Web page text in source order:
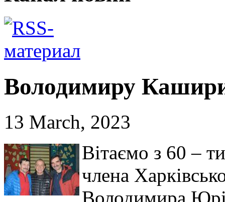
Володимиру
13 March, 2023
Вітаємо з 60 –
члена